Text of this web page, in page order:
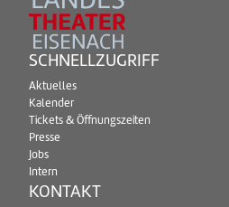
SCHNELLZUGRIFF
Aktuelles
Kalender
Tickets & Öffnungszeiten
Presse
Jobs
Intern
KONTAKT